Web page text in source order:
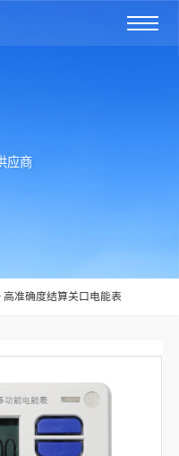
应商
高准确度结算关口电能表